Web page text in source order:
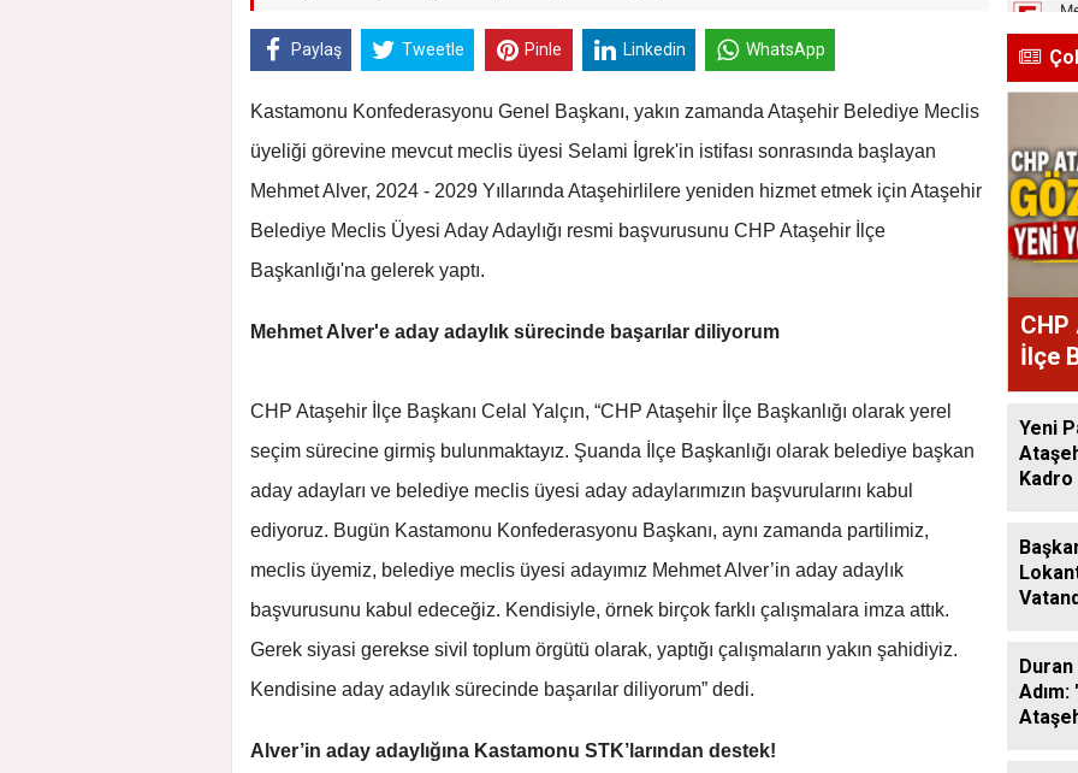
Paylaş Tweetle Pinle Linkedin WhatsApp
Kastamonu Konfederasyonu Genel Başkanı, yakın zamanda Ataşehir Belediye Meclis
üyeliği görevine mevcut meclis üyesi Selami İgrek'in istifası sonrasında başlayan
Mehmet Alver, 2024 - 2029 Yıllarında Ataşehirlilere yeniden hizmet etmek için Ataşehir
Belediye Meclis Üyesi Aday Adaylığı resmi başvurusunu CHP Ataşehir İlçe
Başkanlığı'na gelerek yaptı.
Mehmet Alver'e aday adaylık sürecinde başarılar diliyorum
CHP Ataşehir İlçe Başkanı Celal Yalçın, “CHP Ataşehir İlçe Başkanlığı olarak yerel
seçim sürecine girmiş bulunmaktayız. Şuanda İlçe Başkanlığı olarak belediye başkan
aday adayları ve belediye meclis üyesi aday adaylarımızın başvurularını kabul
ediyoruz. Bugün Kastamonu Konfederasyonu Başkanı, aynı zamanda partilimiz,
meclis üyemiz, belediye meclis üyesi adayımız Mehmet Alver’in aday adaylık
başvurusunu kabul edeceğiz. Kendisiyle, örnek birçok farklı çalışmalara imza attık.
Gerek siyasi gerekse sivil toplum örgütü olarak, yaptığı çalışmaların yakın şahidiyiz.
Kendisine aday adaylık sürecinde başarılar diliyorum” dedi.
Alver’in aday adaylığına Kastamonu STK’larından destek!
CHP
İlçe
Yeni
Adım: